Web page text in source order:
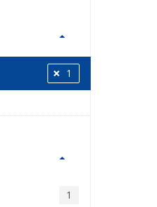
1
1